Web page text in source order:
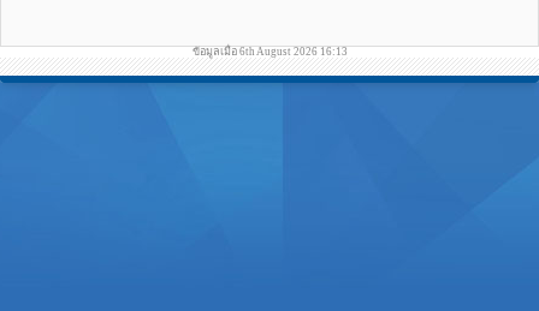
ข้อมูลเมื่อ 6th August 2026 16:13